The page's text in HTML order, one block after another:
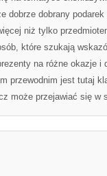
dobrze dobrany
niż tylko
które szukają
na różne okazje i
przewodnim jest tutaj
może przejawiać się